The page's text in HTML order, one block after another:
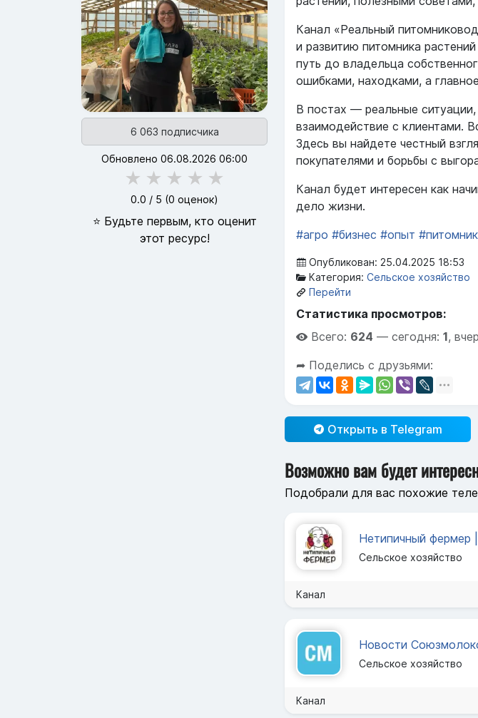
6 063 подписчика
Обновлено 06.08.2026 06:00
★ ★ ★ ★ ★
0.0 / 5 (0 оценок)
⭐ Будьте первым, кто оценит
этот ресурс!
Канал «Реальный
и развитию питомника
путь до владельца
ошибками, находками, а
В постах — реальные
взаимодействие с клиентами.
Здесь вы найдете честный
покупателями и борьбы с
Канал будет интересен как
дело жизни.
#агро #бизнес #опыт #питомник
Опубликован: 25.04.2025 18:53
Категория: Сельское хозяйство
Перейти
Статистика просмотров:
Всего: 624 — сегодня: 1,
➦ Поделись с друзьями:
Открыть в Telegram
Возможно вам будет
Подобрали для вас похожие
Нетипичный фермер
Сельское хозяйство
Канал
Новости
Сельское хозяйство
Канал